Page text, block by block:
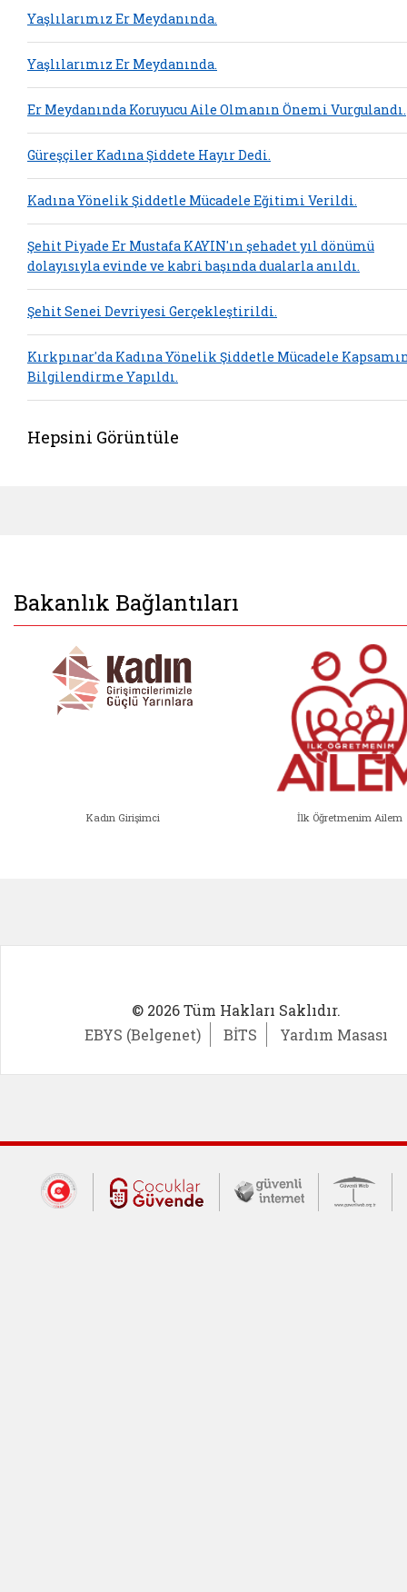
Yaşlılarımız Er Meydanında.
Yaşlılarımız Er Meydanında.
Er Meydanında Koruyucu Aile Olmanın Önemi Vurgulandı.
Güreşçiler Kadına Şiddete Hayır Dedi.
Kadına Yönelik Şiddetle Mücadele Eğitimi Verildi.
Şehit Piyade Er Mustafa KAYIN'ın şehadet yıl dönümü
dolayısıyla evinde ve kabri başında dualarla anıldı.
Şehit Senei Devriyesi Gerçekleştirildi.
Kırkpınar'da Kadına Yönelik Şiddetle Mücadele
Bilgilendirme Yapıldı.
Hepsini Görüntüle
Bakanlık Bağlantıları
Kadın Girişimci İlk Öğretmenim Ailem
© 2026 Tüm Hakları Saklıdır.
EBYS (Belgenet)
BİTS Yardım Masası
Dış Bağlantılar
Cumhurbaşkanlığı İletişim Merkezi
Çocuklar Güvende (yeni
Güvenli